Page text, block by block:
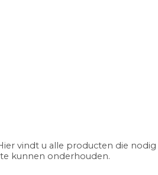
vindt u alle producten die
kunnen onderhouden.